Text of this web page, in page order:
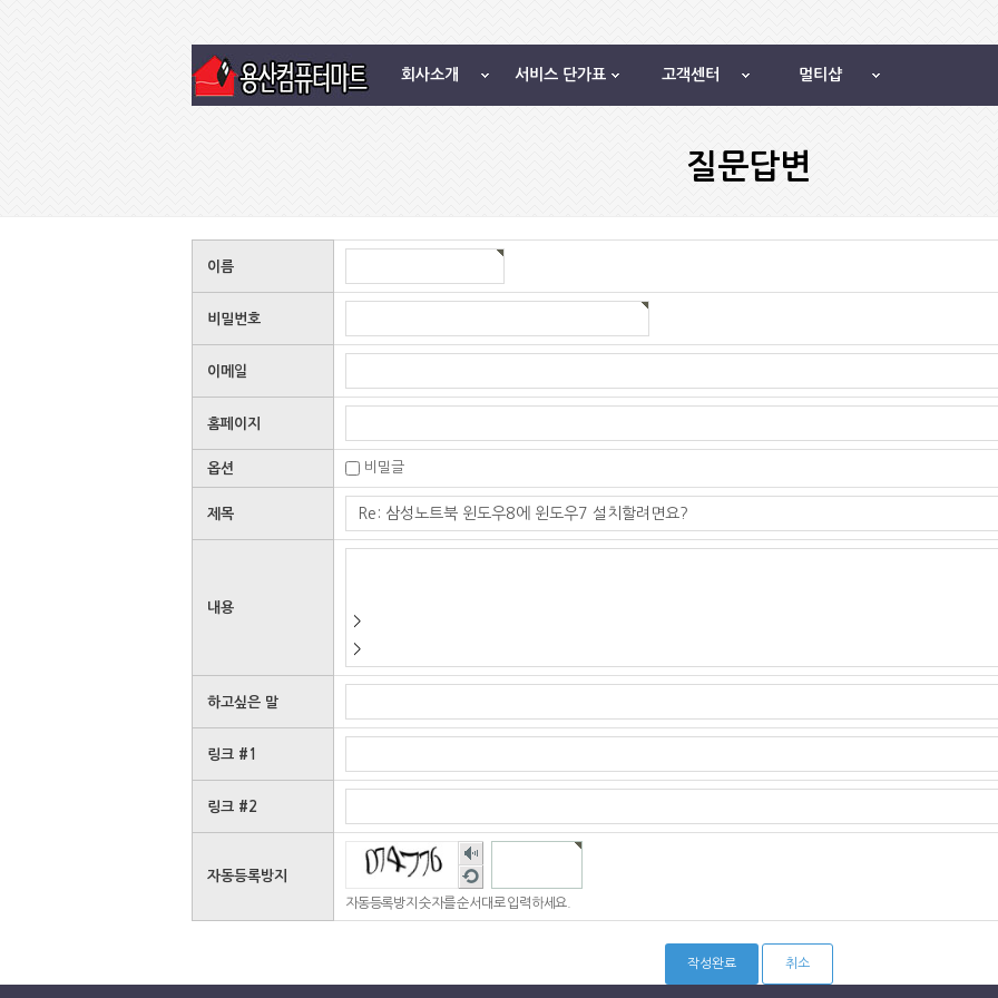
회사소개 서비스 단가표 고객센터 멀티샵
질문답변
이름
비밀번호
이메일
홈페이지
옵션 비밀글
제목
내용
하고싶은 말
링크 #1
링크 #2
자동등록방지
숫
자
음
성
듣
새
로
고
침
자동등록방지 숫자를 순서대로 입력하세요.
취소